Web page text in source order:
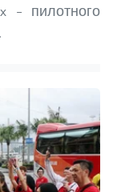
– пилотного